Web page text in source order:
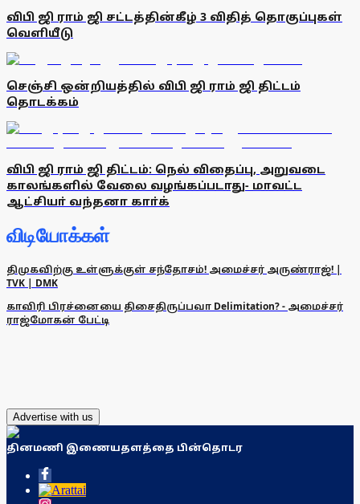
விபி ஜி ராம் ஜி சட்டத்தின்கீழ் 3 விதித் தொகுப்புகள்
வெளியீடு
செஞ்சி ஒன்றியத்தில் விபி ஜி ராம் ஜி திட்டம்
தொடக்கம்
விபி ஜி ராம் ஜி திட்டம்: நெல் விதைப்பு, அறுவடை
காலங்களில் வேலை வழங்கப்படாது- மாவட்ட
ஆட்சியா் வந்தனா காா்க்
விடியோக்கள்
திமுகவிற்கு உள்ளுக்குள் சந்தோசம்! அமைச்சர் அருண்ராஜ்! |
TVK | DMK
காவிரி பிரச்னையை திசைதிருப்பவா Delimitation? - அமைச்சர்
ராஜ்மோகன் பேட்டி
Advertise with us
தினமணி இணையதளத்தை பின்தொடர